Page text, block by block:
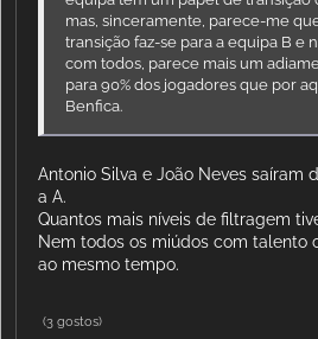
mas, sinceramente, parece-me
transição faz-se para a equipa B e
com todos, parece mais um
para 90% dos jogadores que por
Benfica.
Antonio Silva e João Neves saíram
a A.
Quantos mais níveis de filtragem
Nem todos os miúdos com talento
ao mesmo tempo.
(3 gostos)